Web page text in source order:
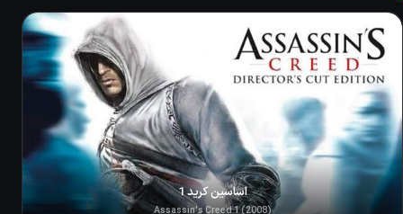
اساسین کرید 1
Assassin's Creed 1 (2008)